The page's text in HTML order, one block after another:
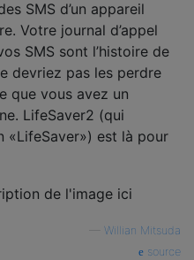
SMS d’un appareil
Votre journal d’appel
SMS sont l’histoire de
devriez pas les perdre
que vous avez un
LifeSaver2 (qui
«LifeSaver») est là pour
Willian Mitsuda
source